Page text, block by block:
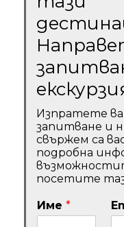
Изпратете
запитване и
свържем са
подробна
посетите
Име *